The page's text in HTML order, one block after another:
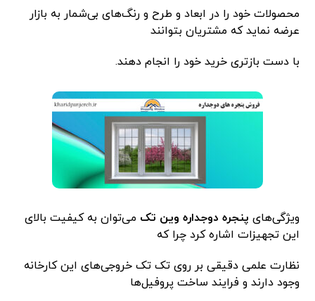
محصولات خود را در ابعاد و طرح و رنگ‌های بی‌شمار به بازار
عرضه نماید که مشتریان بتوانند
با دست بازتری خرید خود را انجام دهند.
ویژگی‌های پنجره دوجداره وین تک می‌توان به کیفیت بالای
این تجهیزات اشاره کرد چرا که
نظارت علمی دقیقی بر روی تک تک خروجی‌های این کارخانه
وجود دارند و فرایند ساخت پروفیل‌ها